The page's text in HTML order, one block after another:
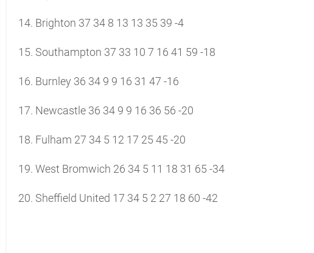
14. Brighton 37 34 8 13 13 35 39 -4
15. Southampton 37 33 10 7 16 41 59 -18
16. Burnley 36 34 9 9 16 31 47 -16
17. Newcastle 36 34 9 9 16 36 56 -20
18. Fulham 27 34 5 12 17 25 45 -20
19. West Bromwich 26 34 5 11 18 31 65 -34
20. Sheffield United 17 34 5 2 27 18 60 -42